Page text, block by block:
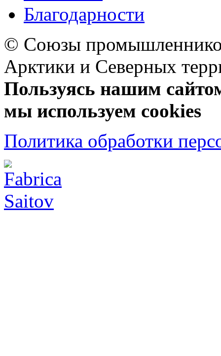
Благодарности
© Союзы
Арктики и Северных
Пользуясь нашим
мы используем cookies
Политика обработки